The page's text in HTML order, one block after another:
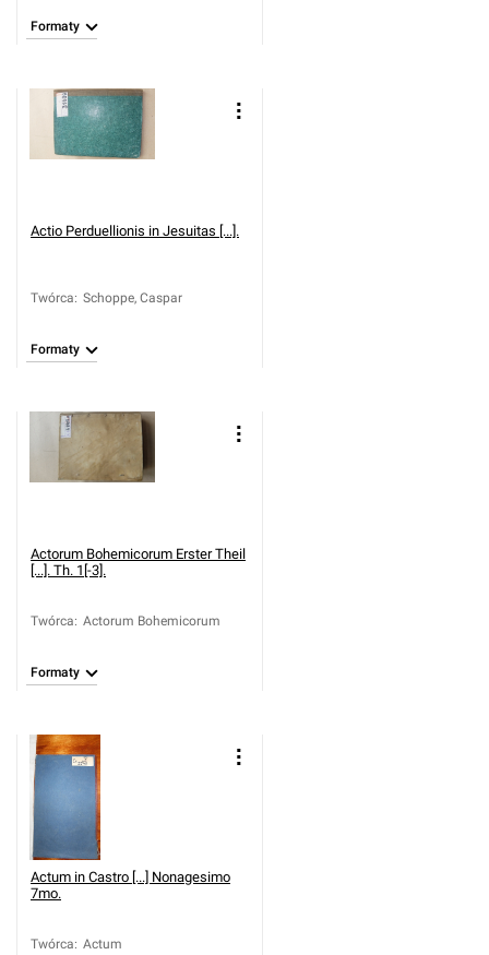
Formaty
Actio Perduellionis in Jesuitas [...].
Twórca: Schoppe, Caspar
Formaty
Actorum Bohemicorum Erster Theil
[...]. Th. 1[-3].
Twórca: Actorum Bohemicorum
Formaty
Actum in Castro [...] Nonagesimo
7mo.
Twórca: Actum